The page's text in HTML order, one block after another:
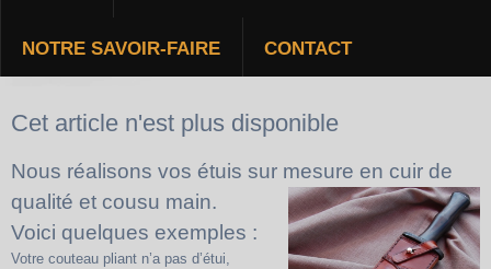
NOTRE SAVOIR-FAIRE CONTACT
NOS ÉTUIS
Cet article n'est plus disponible
Nous réalisons vos étuis sur mesure en cuir de
qualité et cousu main.
Voici quelques exemples :
Votre couteau pliant n’a pas d’étui,